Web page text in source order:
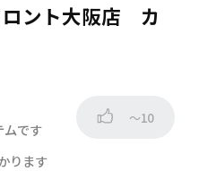
ロント大阪店 カ
ムです
～10
ります